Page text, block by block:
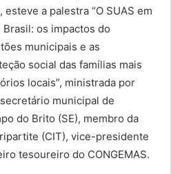
a palestra “O SUAS em
os impactos do
municipais e as
social das famílias mais
locais”, ministrada por
municipal de
do Brito (SE), membro da
(CIT), vice-presidente
tesoureiro do CONGEMAS.